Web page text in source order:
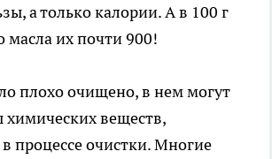
а только калории. А в 100 г
масла их почти 900!
плохо очищено, в нем могут
химических веществ,
процессе очистки. Многие